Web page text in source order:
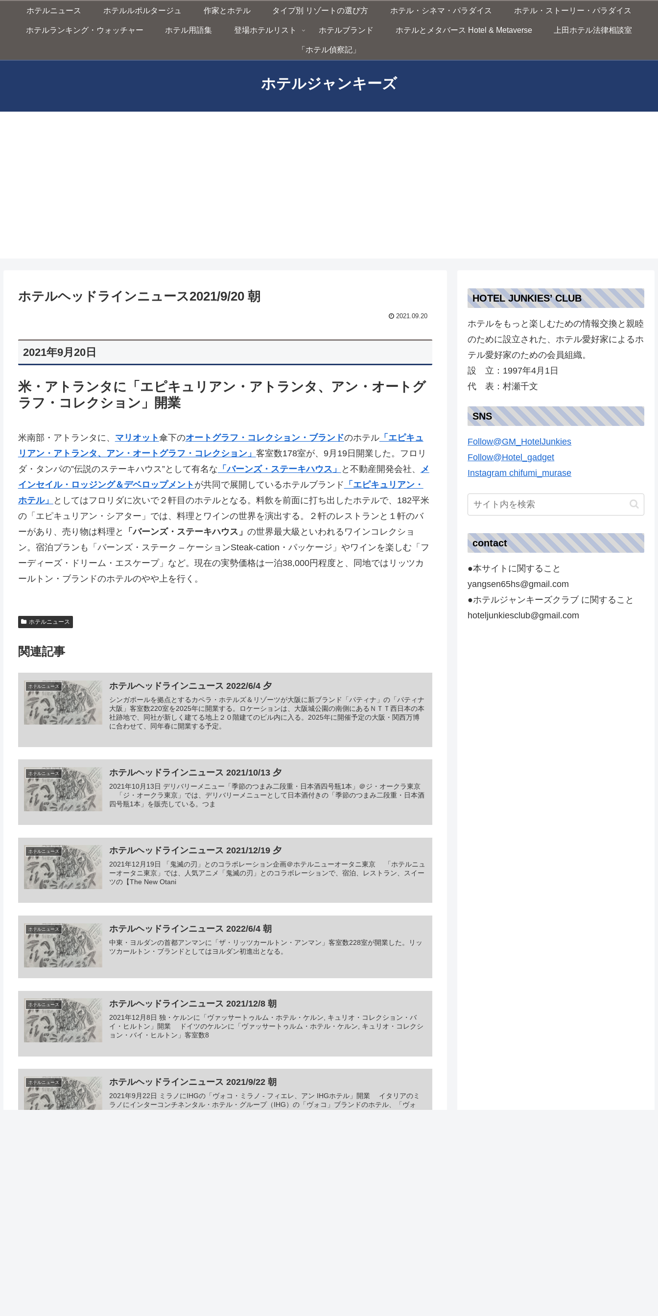
ホテルジャンキーズ
ホテルニュース ホテルルポルタージュ 作家とホテル タイプ別 リゾートの選び方 ホテル・シネマ・パラダイス ホテル・ストーリー・パラダイス
ホテルランキング・ウォッチャー ホテル用語集 登場ホテルリスト ホテルブランド ホテルとメタバース Hotel & Metaverse 上田ホテル法律相談室
「ホテル偵察記」
ホテルヘッドラインニュース2021/9/20 朝
2021.09.20
2021年9月20日
米・アトランタに「エピキュリアン・アトランタ、アン・オートグ
ラフ・コレクション」開業
米南部・アトランタに、 マリオット傘下のオートグラフ・コレクション・ブランドのホテル「エピキュ
リアン・アトランタ、アン・オートグラフ・コレクション」 客室数178室が、9月19日開業した。フロリ
ダ・タンパの”伝説のステーキハウス”として有名な 「バーンズ・ステーキハウス」 と不動産開発会社、
メ
インセイル・ロッジング＆デベロップメント が共同で展開しているホテルブランド 「エピキュリアン・
ホテル」
としてはフロリダに次いで２軒目のホテルとなる。料飲を前面に打ち出したホテルで、182平米
の「エピキュリアン・シアター」では、料理とワインの世界を演出する。２軒のレストランと１軒のバ
ーがあり、売り物は料理と
「バーンズ・ステーキハウス」 の世界最大級といわれるワインコレクショ
ン。宿泊プランも「バーンズ・ステーク – ケーションSteak-cation・パッケージ」やワインを楽しむ「フ
ーディーズ・ドリーム・エスケープ」など。現在の実勢価格は一泊38,000円程度と、同地ではリッツカ
ールトン・ブランドのホテルのやや上を行く。
ホテルニュース
関連記事
ホテルニュース ホテルヘッドラインニュース 2022/6/4 夕
シンガポールを拠点とするカペラ・ホテルズ＆リゾーツが大阪に新ブランド「パティナ」の「パティナ
大阪」客室数220室を2025年に開業する。ロケーションは、大阪城公園の南側にあるＮＴＴ西日本の本
社跡地で、同社が新しく建てる地上２０階建てのビル内に入る。2025年に開催予定の大阪・関西万博
に合わせて、同年春に開業する予定。
ホテルニュース ホテルヘッドラインニュース 2021/10/13 夕
2021年10月13日 デリバリーメニュー「季節のつまみ二段重・日本酒四号瓶1本」＠ジ・オークラ東京
「ジ・オークラ東京」では、デリバリーメニューとして日本酒付きの「季節のつまみ二段重・日本酒
四号瓶1本」を販売している。つま
ホテルニュース ホテルヘッドラインニュース 2021/12/19 夕
2021年12月19日 「鬼滅の刃」とのコラボレーション企画＠ホテルニューオータニ東京 「ホテルニュ
ーオータニ東京」では、人気アニメ「鬼滅の刃」とのコラボレーションで、宿泊、レストラン、スイー
ツの【The New Otani
ホテルニュース ホテルヘッドラインニュース 2022/6/4 朝
中東・ヨルダンの首都アンマンに「ザ・リッツカールトン・アンマン」客室数228室が開業した。リッ
ツカールトン・ブランドとしてはヨルダン初進出となる。
ホテルニュース ホテルヘッドラインニュース 2021/12/8 朝
2021年12月8日 独・ケルンに「ヴァッサートゥルム・ホテル・ケルン, キュリオ・コレクション・バ
イ・ヒルトン」開業 ドイツのケルンに「ヴァッサートゥルム・ホテル・ケルン, キュリオ・コレクシ
ョン・バイ・ヒルトン」客室数8
ホテルニュース ホテルヘッドラインニュース 2021/9/22 朝
2021年9月22日 ミラノにIHGの「ヴォコ・ミラノ - フィエレ、アン IHGホテル」開業 イタリアのミ
ラノにインターコンチネンタル・ホテル・グループ（IHG）の「ヴォコ」ブランドのホテル、「ヴォ
HOTEL JUNKIES’ CLUB
ホテルをもっと楽しむための情報交換と親睦
のために設立された、ホテル愛好家によるホ
テル愛好家のための会員組織。
設 立：1997年4月1日
代 表：村瀬千文
SNS
Follow@GM_HotelJunkies
Follow@Hotel_gadget
Instagram chifumi_murase
contact
●本サイトに関すること
yangsen65hs@gmail.com
●ホテルジャンキーズクラブ に関すること
hoteljunkiesclub@gmail.com